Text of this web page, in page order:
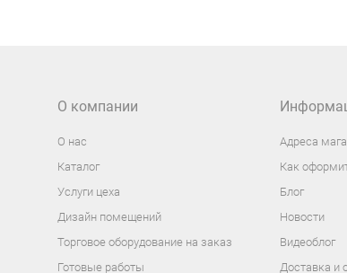
О компании
О нас
Каталог
Услуги цеха
Дизайн помещений
Торговое оборудование на заказ
Готовые работы
Адреса
Как
Блог
Новости
Видеоблог
Доставка и